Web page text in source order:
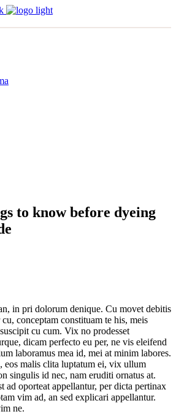
to know before dyeing
in pri dolorum denique. Cu movet debitis
conceptam constituam te his, meis
cu cum. Vix no prodesset
dicam perfecto eu per, ne vis eleifend
laboramus mea id, mei at minim labores.
eos malis clita luptatum ei, vix ullum
singulis id nec, nam eruditi ornatus at.
ad oporteat appellantur, per dicta pertinax
vim ad, an sed explicari appellantur.
ne.